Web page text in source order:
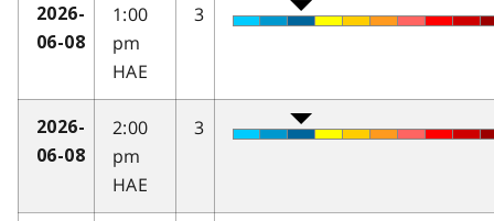
2026-
06-08
1:00
pm
HAE
3
2026-
06-08
2:00
pm
HAE
3